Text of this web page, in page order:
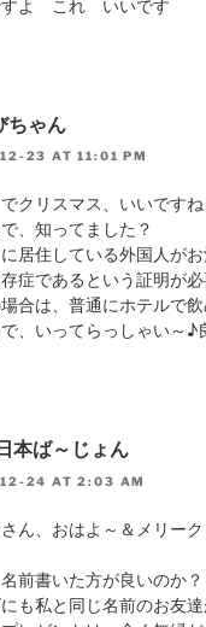
すよ これ いいです
ちゃん
23 AT 11:01 PM
でクリスマス、いいですね
、知ってました？
に居住している外国人が
症であるという証明が必
合は、普通にホテルで飲
、いってらっしゃい～
ば～じょん
24 AT 2:03 AM
ん、おはよ～＆メリー
名前書いた方が良いのか
も私と同じ名前のお友達